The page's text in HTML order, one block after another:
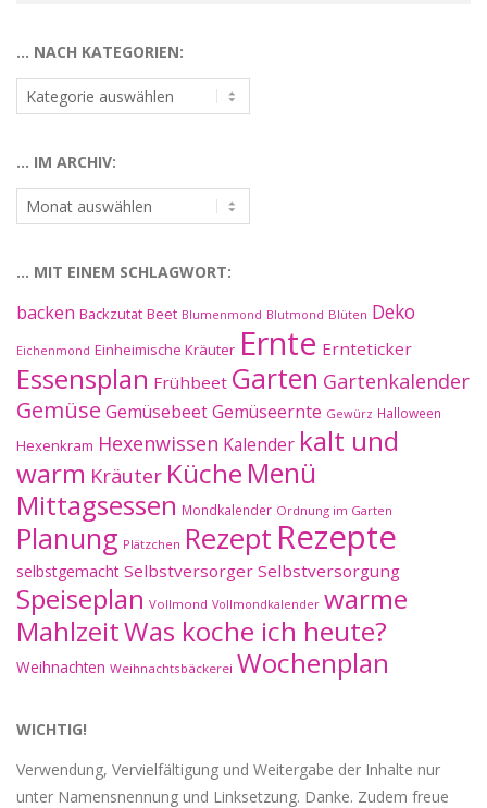
… NACH KATEGORIEN:
…
nach
… IM ARCHIV:
…
im
… MIT EINEM SCHLAGWORT:
backen Backzutat Beet Blumenmond Blutmond Blüten Deko
Eichenmond Einheimische Kräuter Ernte Ernteticker
Essensplan Frühbeet Garten Gartenkalender
Gemüse GemüsebeetGemüseernte Gewürz Halloween
Hexenkram Hexenwissen Kalender kalt und
warm Kräuter Küche Menü
Mittagsessen Mondkalender Ordnung im Garten
Planung Plätzchen Rezept Rezepte
selbstgemacht Selbstversorger Selbstversorgung
Speiseplan Vollmond Vollmondkalender warme
MahlzeitWas koche ich heute?
Weihnachten Weihnachtsbäckerei Wochenplan
WICHTIG!
Verwendung, Vervielfältigung und Weitergabe der Inhalte nur
unter Namensnennung und Linksetzung. Danke. Zudem freue